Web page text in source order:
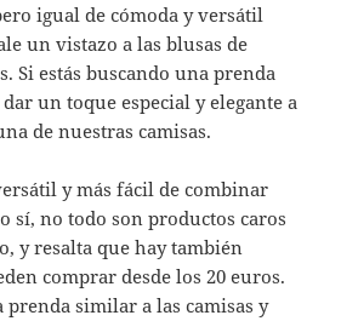
igual de cómoda y versátil
un vistazo a las blusas de
Si estás buscando una prenda
un toque especial y elegante a
de nuestras camisas.
y más fácil de combinar
sí, no todo son productos caros
y resalta que hay también
comprar desde los 20 euros.
prenda similar a las camisas y